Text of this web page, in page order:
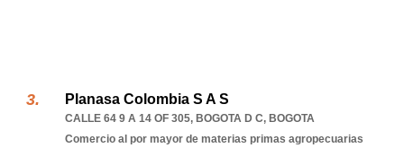
Planasa Colombia S A S
CALLE 64 9 A 14 OF 305, BOGOTA D C, BOGOTA
Comercio al por mayor de materias primas agropecuarias